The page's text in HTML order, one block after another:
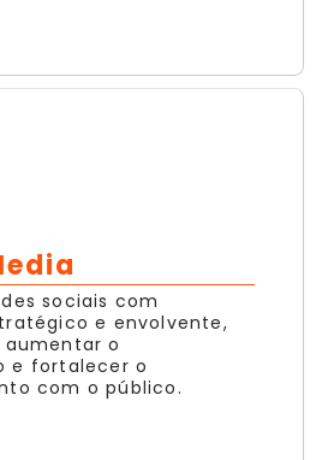
sociais com
e envolvente,
o
e fortalecer o
com o público.